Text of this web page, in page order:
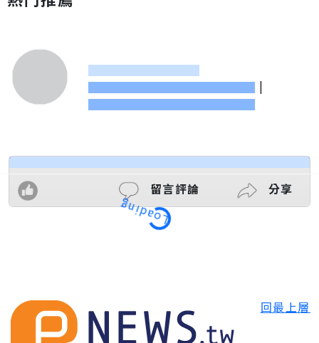
|
留言評論 分享
Loading
回最上層